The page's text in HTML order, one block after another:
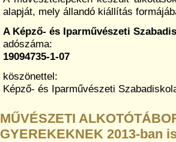
alapját, mely állandó kiállítás
A Képző- és Iparművészeti
adószáma:
19094735-1-07
köszönettel:
Képző- és Iparművészeti
MŰVÉSZETI
GYEREKEKNEK 2013-ban